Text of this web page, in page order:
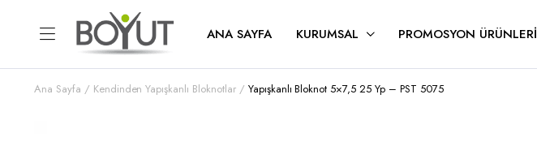
ANA SAYFA KURUMSAL PROMOSYON ÜRÜNLERI
Ana Sayfa Kendinden Yapışkanlı Bloknotlar Yapışkanlı Bloknot 5×7,5 25 Yp – PST 5075